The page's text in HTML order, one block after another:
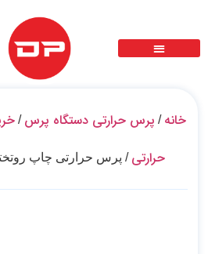
خانه / پرس حرارتی دستگاه پرس /
حرارتی / پرس حرارتی چاپ